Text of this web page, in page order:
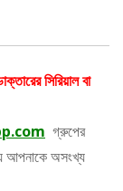
সিরিয়াল বা
গ্রুপের
আপনাকে অসংখ্য